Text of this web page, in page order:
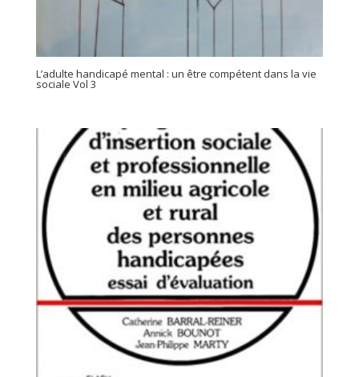
L’adulte handicapé mental : un être compétent dans la vie
sociale Vol 3